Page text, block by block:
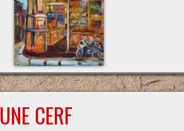
CERF